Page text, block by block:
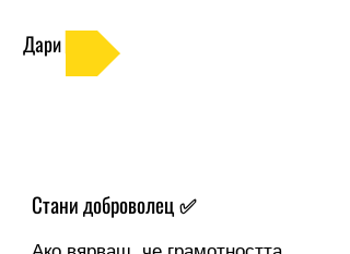
Дари
Стани доброволец ✅